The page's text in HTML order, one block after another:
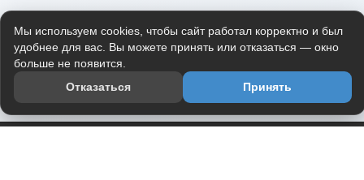
Мы используем cookies, чтобы сайт работал корректно и был
удобнее для вас. Вы можете принять или отказаться — окно
больше не появится.
Отказаться
Принять